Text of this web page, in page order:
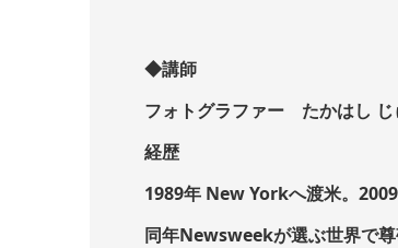
◆講師
フォトグラファー たかはし じ
経歴
1989年 New Yorkへ渡米。2009
同年Newsweekが選ぶ世界で尊